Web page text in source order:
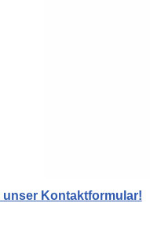
unser Kontaktformular!